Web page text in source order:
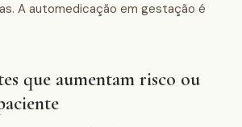
A automedicação em gestação é
que aumentam risco ou